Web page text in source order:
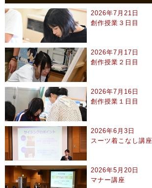
2026年7月21日
創作授業３日目
2026年7月17日
創作授業２日目
2026年7月16日
創作授業１日目
2026年6月3日
スーツ着こなし講座
2026年5月20日
マナー講座